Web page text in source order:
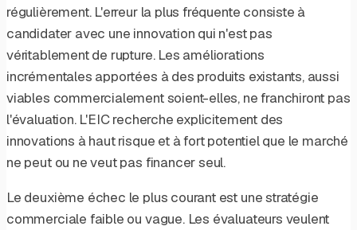
régulièrement. L'erreur la plus fréquente consiste à
candidater avec une innovation qui n'est pas
véritablement de rupture. Les améliorations
incrémentales apportées à des produits existants, aussi
viables commercialement soient-elles, ne franchiront pas
l'évaluation. L'EIC recherche explicitement des
innovations à haut risque et à fort potentiel que le marché
ne peut ou ne veut pas financer seul.
Le deuxième échec le plus courant est une stratégie
commerciale faible ou vague. Les évaluateurs veulent